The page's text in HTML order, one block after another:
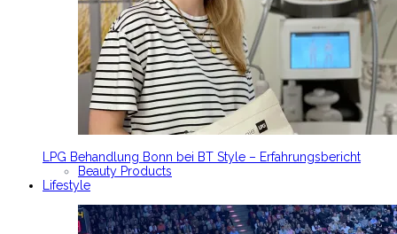
LPG Behandlung Bonn bei BT Style – Erfahrungsbericht
Beauty Products
Lifestyle